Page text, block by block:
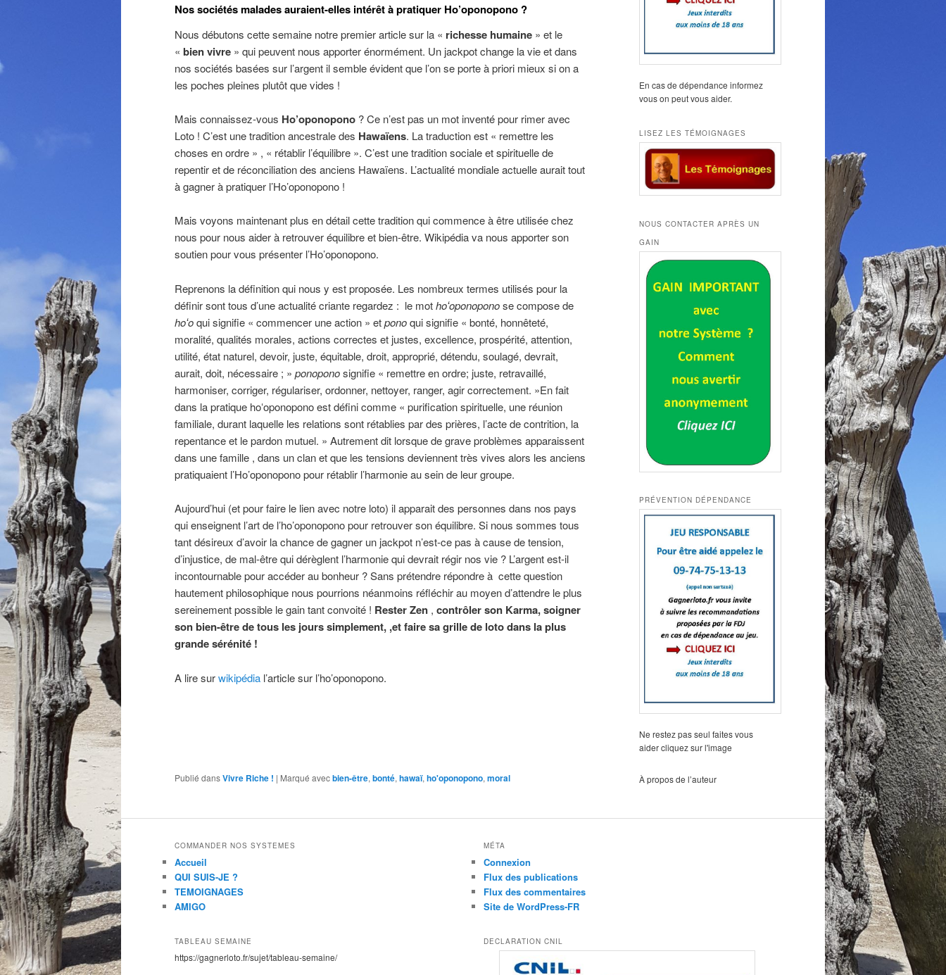
Nos sociétés malades auraient-elles intérêt à pratiquer Ho’oponopono ?
Nous débutons cette semaine notre premier article sur la « richesse humaine » et le
« bien vivre » qui peuvent nous apporter énormément. Un jackpot change la vie et dans
nos sociétés basées sur l’argent il semble évident que l’on se porte à priori mieux si on a
les poches pleines plutôt que vides !
Mais connaissez-vous Ho’oponopono ? Ce n’est pas un mot inventé pour rimer avec
Loto ! C’est une tradition ancestrale des Hawaïens. La traduction est « remettre les
choses en ordre » , « rétablir l’équilibre ». C’est une tradition sociale et spirituelle de
repentir et de réconciliation des anciens Hawaïens. L’actualité mondiale actuelle aurait tout
à gagner à pratiquer l’Ho’oponopono !
Mais voyons maintenant plus en détail cette tradition qui commence à être utilisée chez
nous pour nous aider à retrouver équilibre et bien-être. Wikipédia va nous apporter son
soutien pour vous présenter l’Ho’oponopono.
Reprenons la définition qui nous y est proposée. Les nombreux termes utilisés pour la
définir sont tous d’une actualité criante regardez : le mothoʻoponoponose compose de
hoʻoqui signifie « commencer une action » etponoqui signifie « bonté, honnêteté,
moralité, qualités morales, actions correctes et justes, excellence, prospérité, attention,
utilité, état naturel, devoir, juste, équitable, droit, approprié, détendu, soulagé, devrait,
aurait, doit, nécessaire ; » ponoponosignifie « remettre en ordre; juste, retravaillé,
harmoniser, corriger, régulariser, ordonner, nettoyer, ranger, agir correctement. »En fait
dans la pratique hoʻoponopono est défini comme « purification spirituelle, une réunion
familiale, durant laquelle les relations sont rétablies par des prières, l’acte de contrition, la
repentance et le pardon mutuel. » Autrement dit lorsque de grave problèmes apparaissent
dans une famille , dans un clan et que les tensions deviennent très vives alors les anciens
pratiquaient l’Ho’oponopono pour rétablir l’harmonie au sein de leur groupe.
Aujourd’hui (et pour faire le lien avec notre loto) il apparait des personnes dans nos pays
qui enseignent l’art de l’ho’oponopono pour retrouver son équilibre. Si nous sommes tous
tant désireux d’avoir la chance de gagner un jackpot n’est-ce pas à cause de tension,
d’injustice, de mal-être qui dérèglent l’harmonie qui devrait régir nos vie ? L’argent est-il
incontournable pour accéder au bonheur ? Sans prétendre répondre à cette question
hautement philosophique nous pourrions néanmoins réfléchir au moyen d’attendre le plus
sereinement possible le gain tant convoité ! Rester Zen , contrôler son Karma, soigner
son bien-être de tous les jours simplement, ,et faire sa grille de loto dans la plus
grande sérénité !
A lire surwikipédia l’article sur l’ho’oponopono.
Publié dansVivre Riche ! | Marqué avecbien-être, bonté, hawaï, ho'oponopono, moral
En cas de dépendance informez
vous on peut vous aider.
LISEZ LES TÉMOIGNAGES
NOUS CONTACTER APRÈS UN
GAIN
PRÉVENTION DÉPENDANCE
Ne restez pas seul faites vous
aider cliquez sur l'image
À propos de l’auteur
COMMANDER NOS SYSTEMES
Accueil
QUI SUIS-JE ?
TEMOIGNAGES
AMIGO
TABLEAU SEMAINE
https://gagnerloto.fr/sujet/tableau-semaine/
MÉTA
Connexion
Flux des publications
Flux des commentaires
Site de WordPress-FR
DECLARATION CNIL